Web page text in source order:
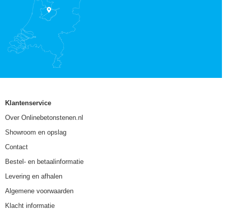
Klantenservice
Over Onlinebetonstenen.nl
Showroom en opslag
Contact
Bestel- en betaalinformatie
Levering en afhalen
Algemene voorwaarden
Klacht informatie